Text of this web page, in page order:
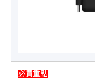
必買重點